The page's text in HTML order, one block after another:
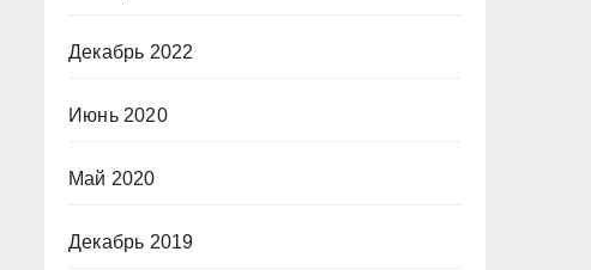
Декабрь 2022
Июнь 2020
Май 2020
Декабрь 2019